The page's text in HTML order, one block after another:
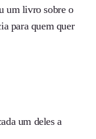
um livro sobre o
para quem quer
um deles a